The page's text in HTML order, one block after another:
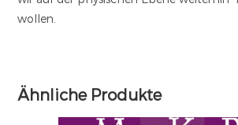
wollen.
Ähnliche Produkte